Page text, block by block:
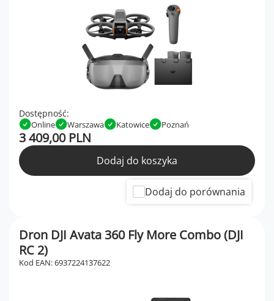
Dostępność:
Online Warszawa Katowice Poznań
3 409,00 PLN
Dodaj do koszyka
Dodaj do porównania
Dron DJI Avata 360 Fly More Combo (DJI
RC 2)
Kod EAN: 6937224137622